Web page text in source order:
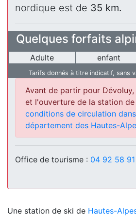
nordique est de 35 km.
Quelques forfaits
Adulte enfant
Tarifs donnés à titre indicatif, sans
Avant de partir pour
et l'ouverture de la station
conditions de circulation
département des Hautes-
Office de tourisme : 04 92 58 91
Une station de ski de Hautes-